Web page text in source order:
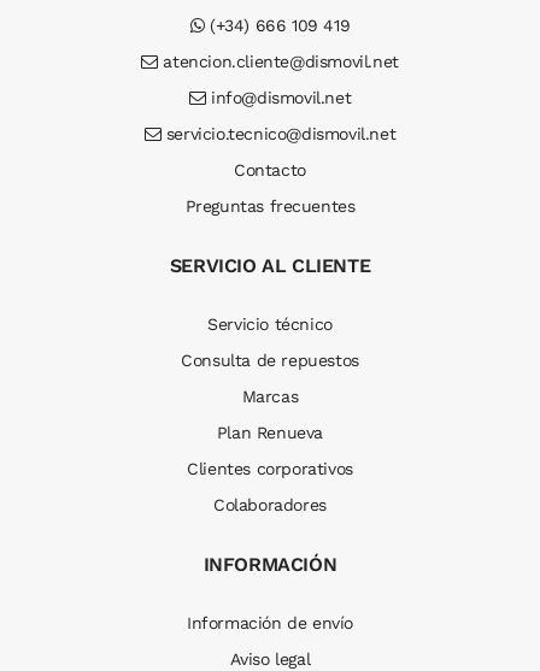
(+34) 666 109 419
atencion.cliente@dismovil.net
info@dismovil.net
servicio.tecnico@dismovil.net
Contacto
Preguntas frecuentes
SERVICIO AL CLIENTE
Servicio técnico
Consulta de repuestos
Marcas
Plan Renueva
Clientes corporativos
Colaboradores
INFORMACIÓN
Información de envío
Aviso legal